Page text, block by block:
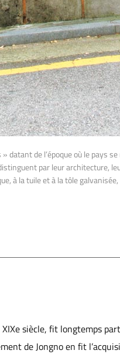
datant de l’époque où le pays
par leur architecture,
à la tuile et à la tôle
siècle, fit longtemps
de Jongno en fit